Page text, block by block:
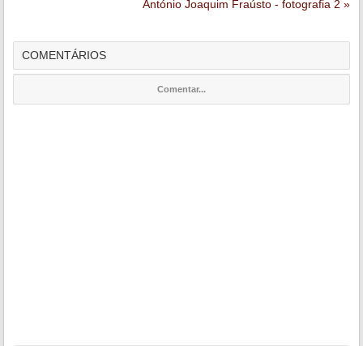
António Joaquim Fraústo - fotografia 2 »
COMENTÁRIOS
Comentar...